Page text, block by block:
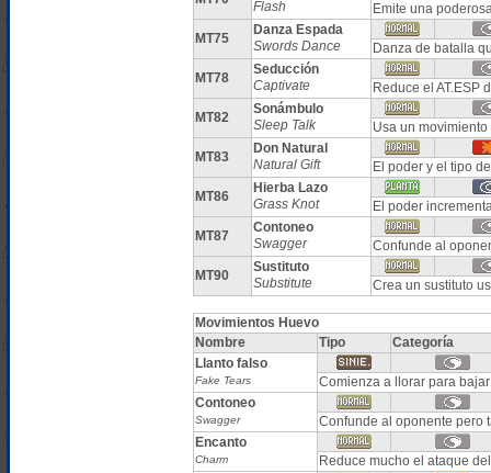
Flash
Emite una
MT75
Danza Espada
Swords Dance
Danza de batalla
MT78
Seducción
Captivate
Reduce el AT.ESP
MT82
Sonámbulo
Sleep Talk
Usa un
MT83
Don Natural
Natural Gift
El poder y el tipo
MT86
Hierba Lazo
Grass Knot
El poder
MT87
Contoneo
Swagger
Confunde al
MT90
Sustituto
Substitute
Crea un sustituto
Movimientos Huevo
Nombre
Tipo
Categoría
Llanto falso
Fake Tears
Comienza a llorar para
Contoneo
Swagger
Confunde al oponente pero
Encanto
Charm
Reduce mucho el ataque